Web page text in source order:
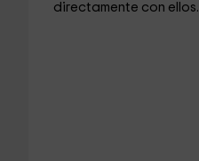
directamente con ellos.